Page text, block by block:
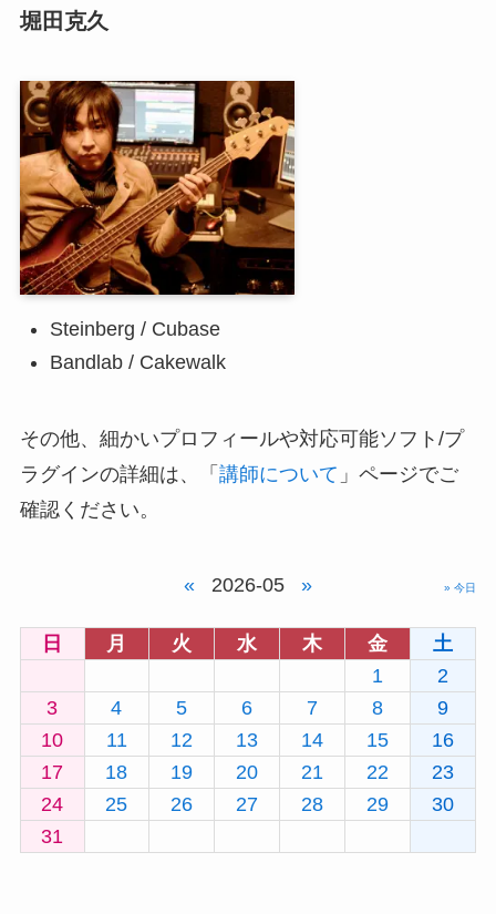
堀田克久
Steinberg / Cubase
Bandlab / Cakewalk
その他、細かいプロフィールや対応可能ソフト/プ
ラグインの詳細は、「 講師について 」ページでご
確認ください。
« 2026-05 » » 今日
日 月 火 水 木 金
土
1
2
3
4 5 6 7 8
9
10
11 12 13 14 15
16
17
18 19 20 21 22
23
24
25 26 27 28 29
30
31